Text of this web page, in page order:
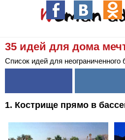
35 идей для дома
Список идей для неограниченного
1. Кострище прямо в